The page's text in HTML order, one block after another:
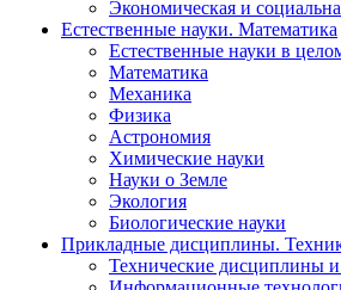
Экономическая и
Естественные науки. Математика
Естественные науки в
Математика
Механика
Физика
Астрономия
Химические науки
Науки о Земле
Экология
Биологические науки
Прикладные дисциплины.
Технические дисциплины